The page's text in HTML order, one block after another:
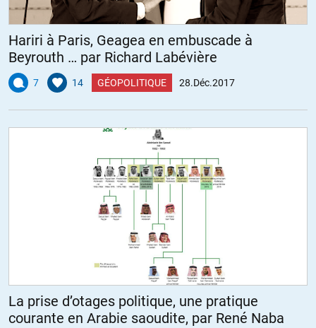
Hariri à Paris, Geagea en embuscade à
Beyrouth … par Richard Labévière
7 14 GÉOPOLITIQUE 28.Déc.2017
La prise d’otages politique, une pratique
courante en Arabie saoudite, par René Naba